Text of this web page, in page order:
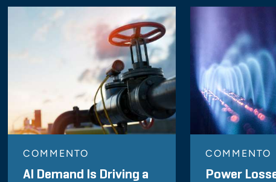
COMMENTO
AI Demand Is Driving a
COMMENTO
Power